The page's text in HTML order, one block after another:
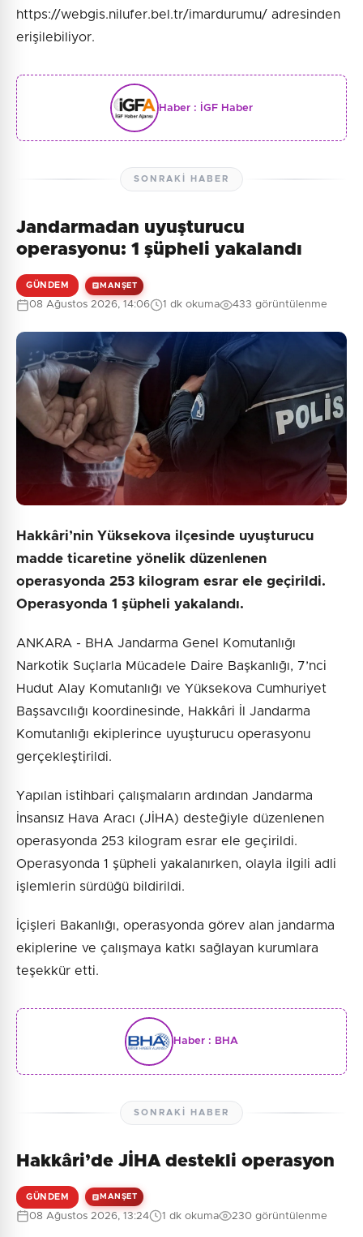
https://webgis.nilufer.bel.tr/imardurumu/ adresinden
erişilebiliyor.
Haber : İGF Haber
SONRAKI HABER
Jandarmadan uyuşturucu
operasyonu: 1 şüpheli yakalandı
GÜNDEM MANŞET
08 Ağustos 2026, 14:06 1 dk okuma 433 görüntülenme
Hakkâri’nin Yüksekova ilçesinde uyuşturucu
madde ticaretine yönelik düzenlenen
operasyonda 253 kilogram esrar ele geçirildi.
Operasyonda 1 şüpheli yakalandı.
ANKARA - BHA Jandarma Genel Komutanlığı
Narkotik Suçlarla Mücadele Daire Başkanlığı, 7’nci
Hudut Alay Komutanlığı ve Yüksekova Cumhuriyet
Başsavcılığı koordinesinde, Hakkâri İl Jandarma
Komutanlığı ekiplerince uyuşturucu operasyonu
gerçekleştirildi.
Yapılan istihbari çalışmaların ardından Jandarma
İnsansız Hava Aracı (JİHA) desteğiyle düzenlenen
operasyonda 253 kilogram esrar ele geçirildi.
Operasyonda 1 şüpheli yakalanırken, olayla ilgili adli
işlemlerin sürdüğü bildirildi.
İçişleri Bakanlığı, operasyonda görev alan jandarma
ekiplerine ve çalışmaya katkı sağlayan kurumlara
teşekkür etti.
Haber : BHA
SONRAKI HABER
Hakkâri’de JİHA destekli operasyon
GÜNDEM MANŞET
08 Ağustos 2026, 13:24 1 dk okuma 230 görüntülenme